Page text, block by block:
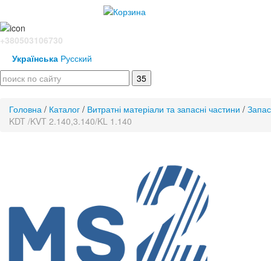
+380503106730
Українська Русский
Головна / Каталог / Витратні матеріали та запасні частини /
KDT /KVT 2.140,3.140/KL 1.140